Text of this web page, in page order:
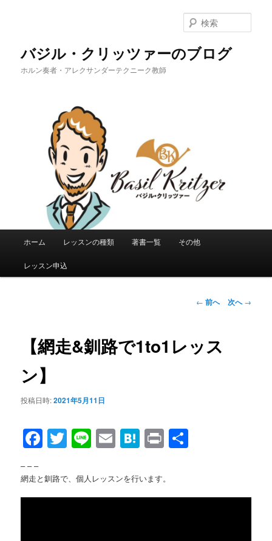
バジル・クリッツァーのブログ
ホルン奏者・アレクサンダーテクニーク教師
索
メ
ホーム レッスンの種類 著書一覧 その他
レッスン申込
投
ゲ
← 前へ 次へ→
【網走&釧路で1to1レッス
ン】
投稿日時:2021年5月11日
Facebook
Twitter
LineEmailHatena
Print
– – –
網走と釧路で、個人レッスンを行います。